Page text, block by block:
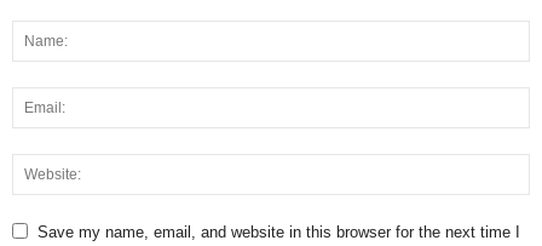
Save my name, email, and website in this browser for the next time I